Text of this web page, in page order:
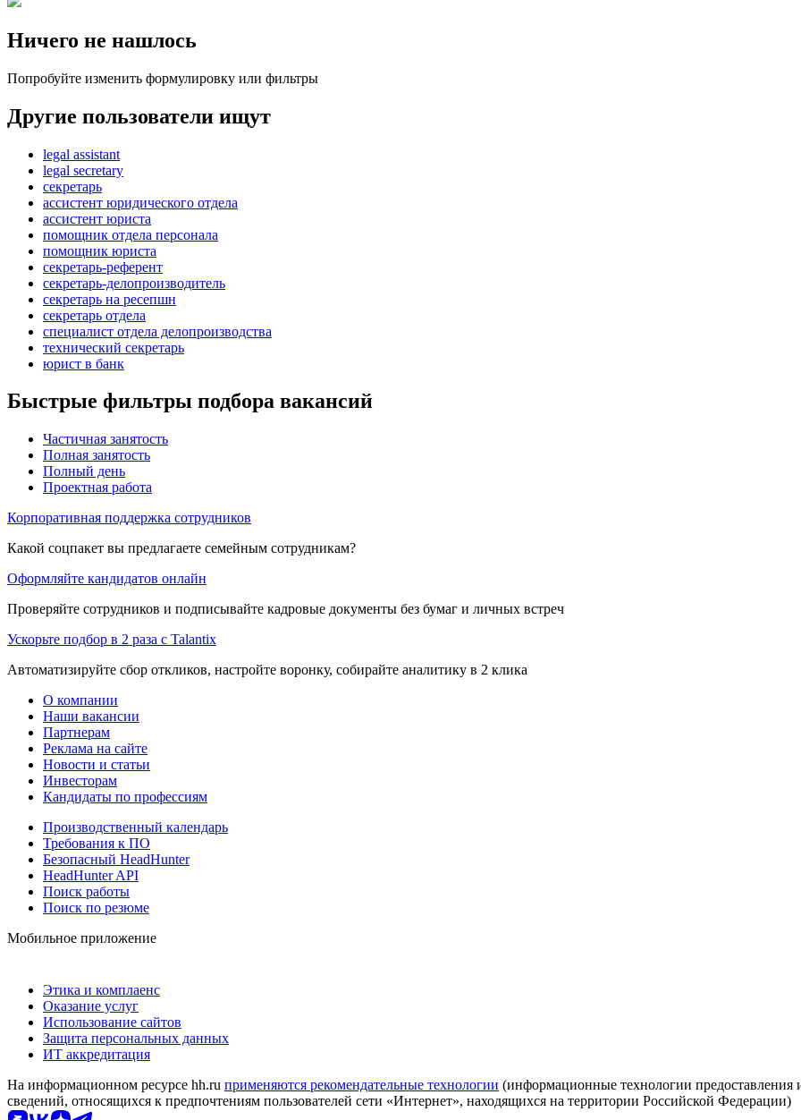
Ничего не нашлось
Попробуйте изменить формулировку или фильтры
Другие пользователи ищут
legal assistant
legal secretary
секретарь
ассистент юридического отдела
ассистент юриста
помощник отдела персонала
помощник юриста
секретарь-референт
секретарь-делопроизводитель
секретарь на ресепшн
секретарь отдела
специалист отдела делопроизводства
технический секретарь
юрист в банк
Быстрые фильтры подбора вакансий
Частичная занятость
Полная занятость
Полный день
Проектная работа
Корпоративная поддержка сотрудников
Какой соцпакет вы предлагаете семейным сотрудникам?
Оформляйте кандидатов онлайн
Проверяйте сотрудников и подписывайте кадровые документы без бумаг и личных встреч
Ускорьте подбор в 2 раза с Talantix
Автоматизируйте сбор откликов, настройте воронку, собирайте аналитику в 2 клика
О компании
Наши вакансии
Партнерам
Реклама на сайте
Новости и статьи
Инвесторам
Кандидаты по профессиям
Производственный календарь
Требования к ПО
Безопасный HeadHunter
HeadHunter API
Поиск работы
Поиск по резюме
Мобильное приложение
Этика и комплаенс
Оказание услуг
Использование сайтов
Защита персональных данных
ИТ аккредитация
На информационном ресурсе hh.ru применяются рекомендательные технологии (информационные технологии предоставления
сведений, относящихся к предпочтениям пользователей сети «Интернет», находящихся на территории Российской Федерации)